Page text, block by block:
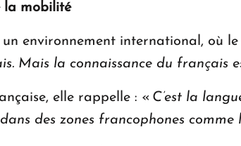
la mobilité
environnement international, où
Mais la connaissance du français
elle rappelle : « C’est la
des zones francophones comme